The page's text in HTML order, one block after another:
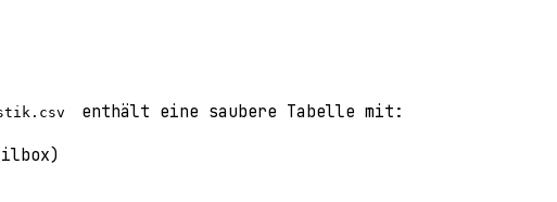
enthält eine saubere Tabelle mit: